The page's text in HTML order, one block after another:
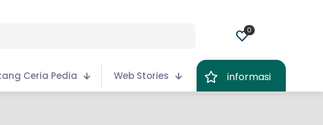
0
Ceria Pedia Web Stories informasi